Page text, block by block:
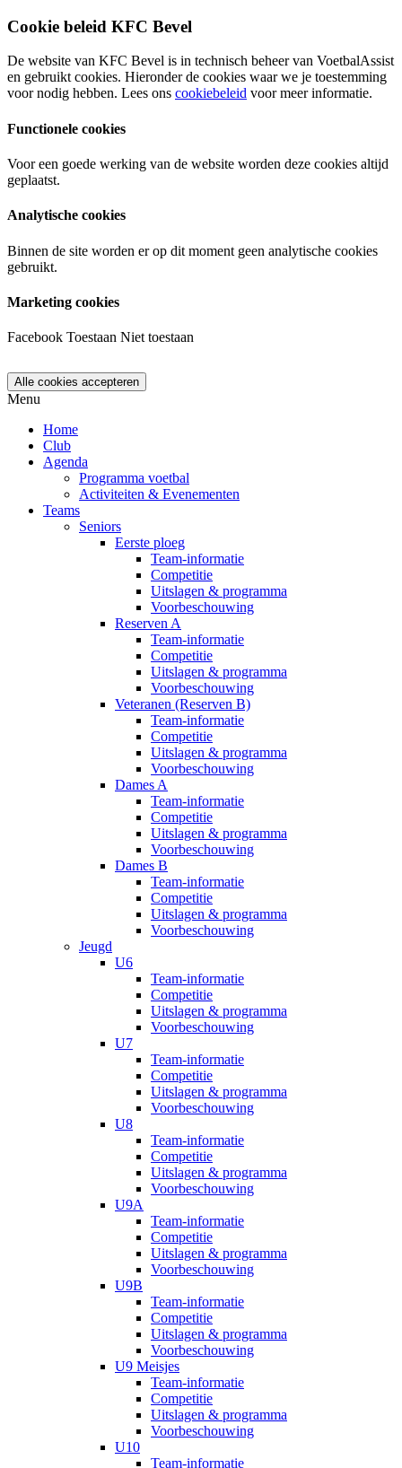
Cookie beleid KFC Bevel
De website van KFC Bevel is in technisch beheer van VoetbalAssist
en gebruikt cookies. Hieronder de cookies waar we je toestemming
voor nodig hebben. Lees ons cookiebeleid voor meer informatie.
Functionele cookies
Voor een goede werking van de website worden deze cookies altijd
geplaatst.
Analytische cookies
Binnen de site worden er op dit moment geen analytische cookies
gebruikt.
Marketing cookies
Facebook Toestaan Niet toestaan
Menu
Home
Club
Agenda
Programma voetbal
Activiteiten & Evenementen
Teams
Seniors
Eerste ploeg
Team-informatie
Competitie
Uitslagen & programma
Voorbeschouwing
Reserven A
Team-informatie
Competitie
Uitslagen & programma
Voorbeschouwing
Veteranen (Reserven B)
Team-informatie
Competitie
Uitslagen & programma
Voorbeschouwing
Dames A
Team-informatie
Competitie
Uitslagen & programma
Voorbeschouwing
Dames B
Team-informatie
Competitie
Uitslagen & programma
Voorbeschouwing
Jeugd
U6
Team-informatie
Competitie
Uitslagen & programma
Voorbeschouwing
U7
Team-informatie
Competitie
Uitslagen & programma
Voorbeschouwing
U8
Team-informatie
Competitie
Uitslagen & programma
Voorbeschouwing
U9A
Team-informatie
Competitie
Uitslagen & programma
Voorbeschouwing
U9B
Team-informatie
Competitie
Uitslagen & programma
Voorbeschouwing
U9 Meisjes
Team-informatie
Competitie
Uitslagen & programma
Voorbeschouwing
U10
Team-informatie